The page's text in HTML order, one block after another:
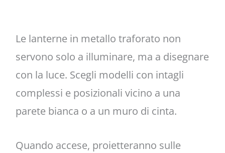
Le lanterne in metallo traforato non
servono solo a illuminare, ma a disegnare
con la luce. Scegli modelli con intagli
complessi e posizionali vicino a una
parete bianca o a un muro di cinta.
Quando accese, proietteranno sulle